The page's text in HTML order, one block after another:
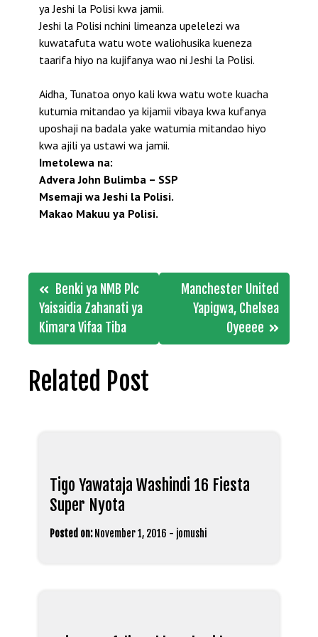
ya Jeshi la Polisi kwa jamii.
Jeshi la Polisi nchini limeanza upelelezi wa
kuwatafuta watu wote waliohusika kueneza
taarifa hiyo na kujifanya wao ni Jeshi la Polisi.
Aidha, Tunatoa onyo kali kwa watu wote kuacha
kutumia mitandao ya kijamii vibaya kwa kufanya
uposhaji na badala yake watumia mitandao hiyo
kwa ajili ya ustawi wa jamii.
Imetolewa na:
Advera John Bulimba – SSP
Msemaji wa Jeshi la Polisi.
Makao Makuu ya Polisi.
Post
navigation
Benki ya NMB Plc
Yaisaidia Zahanati ya
Kimara Vifaa Tiba
Manchester United
Yapigwa, Chelsea
Oyeeee
Related Post
Tigo Yawataja Washindi 16 Fiesta
Super Nyota
Posted on: November 1, 2016 - jomushi